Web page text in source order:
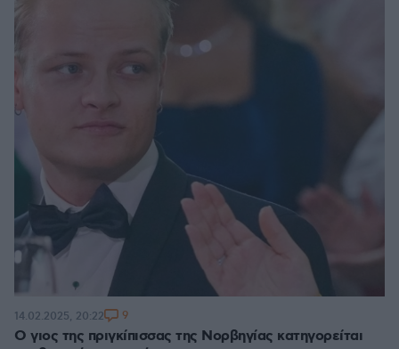
Ο γιος της πριγκίπισσας της Νορβηγίας κατηγορείται
14.02.2025, 20:22 9